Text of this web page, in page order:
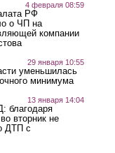
4 февраля 08:59
РФ
о ЧП на
компании
29 января 10:55
уменьшилась
минимума
13 января 14:04
благодаря
вторник не
ДТП с